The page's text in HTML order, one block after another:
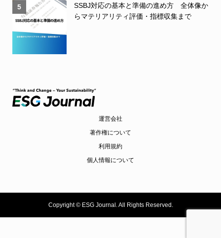
5
SSBJ対応の基本と準備の進め方 全体像か
らマテリアリティ評価・指標収集まで
運営会社
著作権について
利用規約
個人情報について
Copyright ©ESG Journal. All Rights Reserved.